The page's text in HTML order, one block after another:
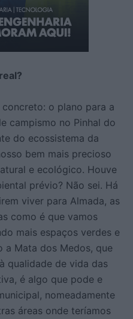
o plano para a
campismo no Pinhal do
do ecossistema da
bem mais precioso
e ecológico. Houve
prévio? Não sei. Há
viver para Almada, as
como é que vamos
mais espaços verdes e
a Mata dos Medos, que
qualidade de vida das
é algo que pode e
nomeadamente
áreas onde teríamos